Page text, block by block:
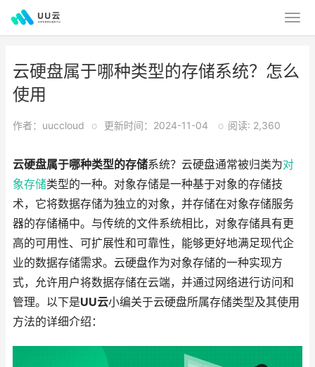
云硬盘属于哪种类型的存储系统？怎么
使用
作者：uuccloud o 更新时间：2024-11-04 o 阅读: 2,360
云硬盘属于哪种类型的存储系统？云硬盘通常被归类为对
象存储类型的一种。对象存储是一种基于对象的存储技
术，它将数据存储为独立的对象，并存储在对象存储服务
器的存储桶中。与传统的文件系统相比，对象存储具有更
高的可用性、可扩展性和可靠性，能够更好地满足现代企
业的数据存储需求。云硬盘作为对象存储的一种实现方
式，允许用户将数据存储在云端，并通过网络进行访问和
管理。以下是UU云小编关于云硬盘所属存储类型及其使用
方法的详细介绍：